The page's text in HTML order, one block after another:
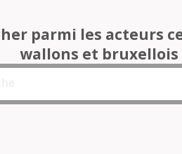
parmi les acteurs
wallons et bruxellois